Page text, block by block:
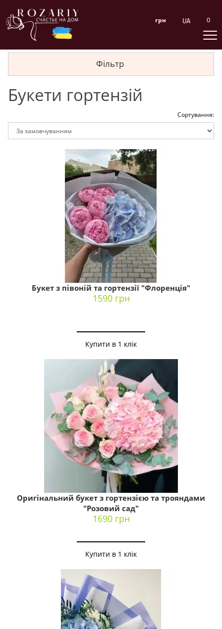
грн 0
Фільтр
Букети гортензій
Сортування:
Букет з півоній та гортензії "Флоренція"
1590 грн
Купити в 1 клік
Оригінальний букет з гортензією та трояндами
"Розовий сад"
1690 грн
Купити в 1 клік